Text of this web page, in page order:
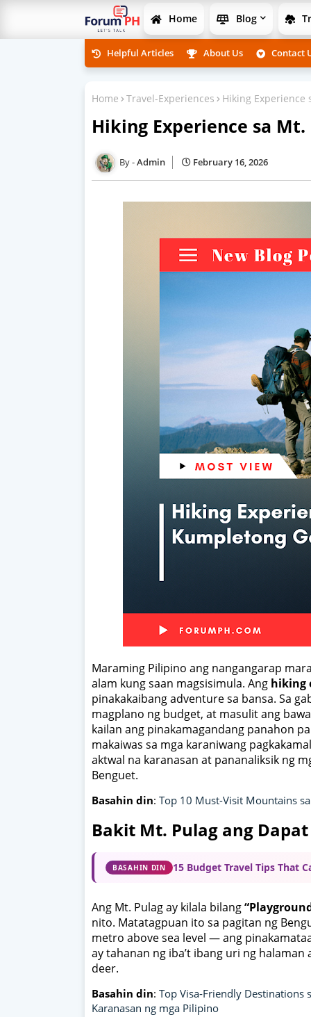
Home Blog
Helpful Articles About Us Contact
Home Travel-Experiences Hiking Experience
Hiking Experience sa
Admin February 16, 2026
Maraming Pilipino ang nangangarap
alam kung saan magsisimula. Ang hiking
pinakakaibang adventure sa bansa. Sa
magplano ng budget, at masulit ang
kailan ang pinakamagandang panahon
makaiwas sa mga karaniwang
aktwal na karanasan at pananaliksik ng
Benguet.
Basahin din: Top 10 Must-Visit Mountains
Bakit Mt. Pulag ang
BASAHIN DIN 15 Budget Travel Tips That
Ang Mt. Pulag ay kilala bilang
nito. Matatagpuan ito sa pagitan ng
metro above sea level — ang
ay tahanan ng iba’t ibang uri ng
deer.
Basahin din: Top Visa‑Friendly
Karanasan ng mga Pilipino